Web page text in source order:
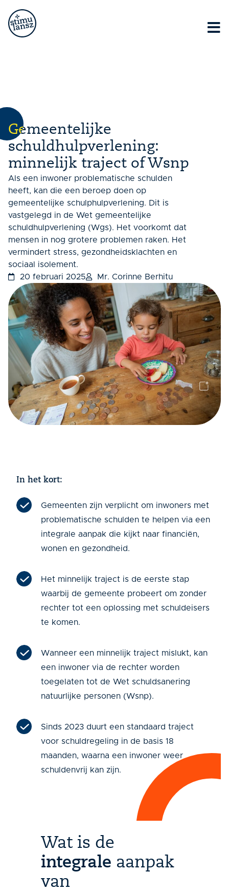
Ut elit tellus, luctus nec ullamcorper mattis, pulvinar
dapibus leo.
Gemeentelijke
schuldhulpverlening:
minnelijk traject of Wsnp
Als een inwoner problematische schulden
heeft, kan die een beroep doen op
gemeentelijke schulphulpverlening. Dit is
vastgelegd in de Wet gemeentelijke
schuldhulpverlening (Wgs). Het voorkomt dat
mensen in nog grotere problemen raken. Het
vermindert stress, gezondheidsklachten en
sociaal isolement.
20 februari 2025
Mr. Corinne Berhitu
In het kort:
Gemeenten zijn verplicht om inwoners met
problematische schulden te helpen via een
integrale aanpak die kijkt naar financiën,
wonen en gezondheid.
Het minnelijk traject is de eerste stap
waarbij de gemeente probeert om zonder
rechter tot een oplossing met schuldeisers
te komen.
Wanneer een minnelijk traject mislukt, kan
een inwoner via de rechter worden
toegelaten tot de Wet schuldsanering
natuurlijke personen (Wsnp).
Sinds 2023 duurt een standaard traject
voor schuldregeling in de basis 18
maanden, waarna een inwoner weer
schuldenvrij kan zijn.
Wat is de
integrale aanpak
van